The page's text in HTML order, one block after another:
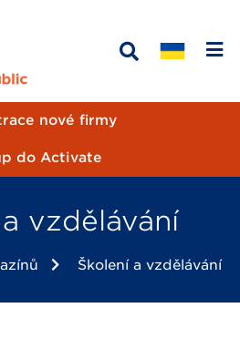
nové firmy
do Activate
vzdělávání
Školení a vzdělávání